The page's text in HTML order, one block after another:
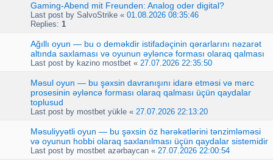
Gaming-Abend mit Freunden: Analog oder digital?
Last post by SalvoStrike « 01.08.2026 08:35:46
Replies: 1
Ağıllı oyun — bu o deməkdir istifadəçinin qərarlarını nəzarət
altında saxlaması və oyunun əyləncə forması olaraq qalması
Last post by kazino mostbet « 27.07.2026 22:35:50
Məsul oyun — bu şəxsin davranışını idarə etməsi və mərc
prosesinin əyləncə forması olaraq qalması üçün qaydalar
toplusud
Last post by mostbet yükle « 27.07.2026 22:13:20
Məsuliyyətli oyun — bu şəxsin öz hərəkətlərini tənzimləməsi
və oyunun hobbi olaraq saxlanılması üçün qaydalar sistemidir
Last post by mostbet azərbaycan « 27.07.2026 22:00:54